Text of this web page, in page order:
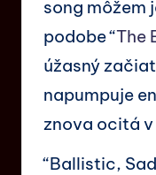
song môžem
podobe “The
úžasný
napumpuje
znova ocitá
“Ballistic,